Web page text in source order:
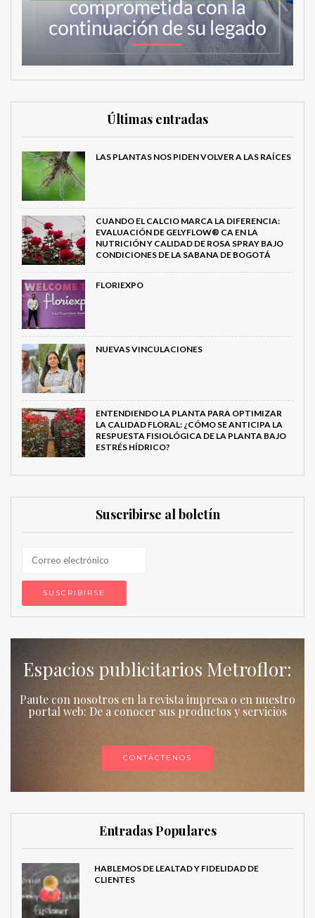
Últimas entradas
LAS PLANTAS NOS PIDEN VOLVER A LAS RAÍCES
CUANDO EL CALCIO MARCA LA DIFERENCIA:
EVALUACIÓN DE GELYFLOW® CA EN LA
NUTRICIÓN Y CALIDAD DE ROSA SPRAY BAJO
CONDICIONES DE LA SABANA DE BOGOTÁ
FLORIEXPO
NUEVAS VINCULACIONES
ENTENDIENDO LA PLANTA PARA OPTIMIZAR
LA CALIDAD FLORAL: ¿CÓMO SE ANTICIPA LA
RESPUESTA FISIOLÓGICA DE LA PLANTA BAJO
ESTRÉS HÍDRICO?
Suscribirse al boletín
Espacios publicitarios Metroflor:
Paute con nosotros en la revista impresa o en nuestro
portal web: De a conocer sus productos y servicios
CONTÁCTENOS
Entradas Populares
HABLEMOS DE LEALTAD Y FIDELIDAD DE
CLIENTES